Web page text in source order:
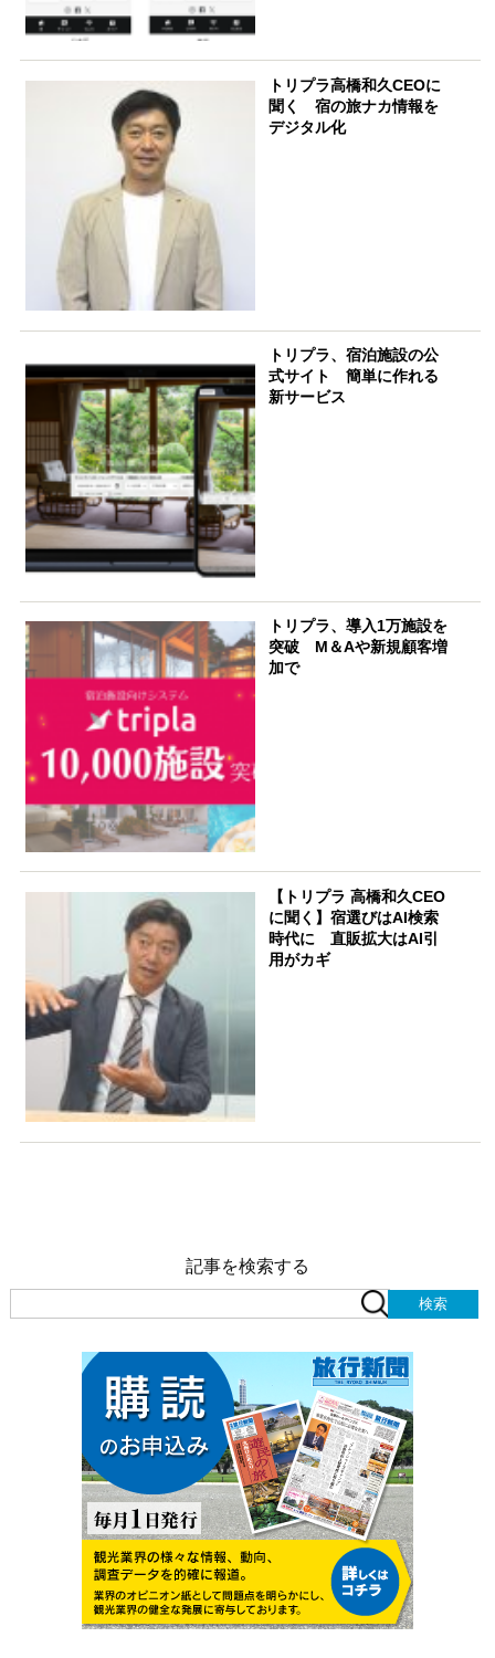
トリプラ高橋和久CEOに
聞く 宿の旅ナカ情報を
デジタル化
トリプラ、宿泊施設の公
式サイト 簡単に作れる
新サービス
トリプラ、導入1万施設を
突破 M＆Aや新規顧客増
加で
【トリプラ 高橋和久CEO
に聞く】宿選びはAI検索
時代に 直販拡大はAI引
用がカギ
記事を検索する